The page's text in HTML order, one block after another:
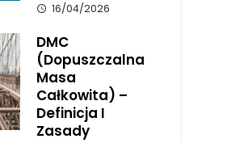
16/04/2026
DMC
(dopuszczalna
Masa
Całkowita) –
Definicja I
Zasady